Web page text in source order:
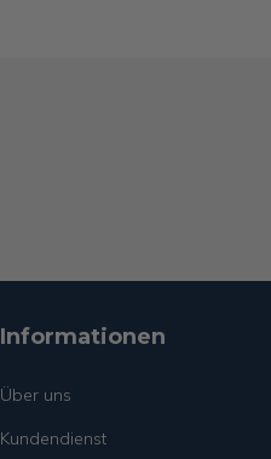
Informationen
Über uns
Kundendienst